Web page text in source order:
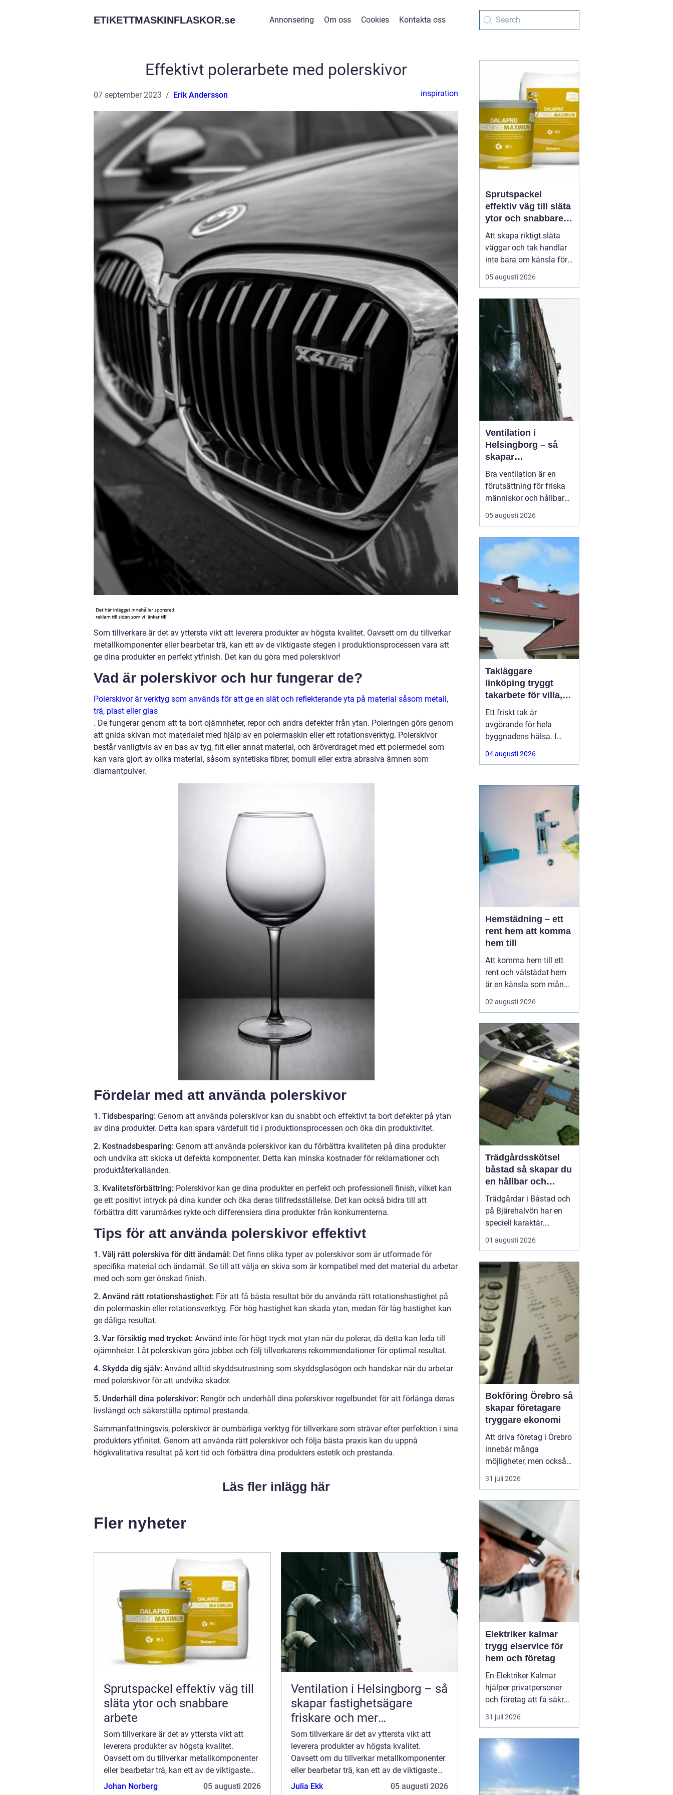
ETIKETTMASKINFLASKOR.se Annonsering Om oss Cookies Kontakta oss
Effektivt polerarbete med polerskivor
07 september 2023 Erik Andersson inspiration
Som tillverkare är det av yttersta vikt att leverera produkter av högsta kvalitet. Oavsett om du tillverkar
metallkomponenter eller bearbetar trä, kan ett av de viktigaste stegen i produktionsprocessen vara att
ge dina produkter en perfekt ytfinish. Det kan du göra med polerskivor!
Vad är polerskivor och hur fungerar de?
Polerskivor är verktyg som används för att ge en slät och reflekterande yta på material såsom metall,
trä, plast eller glas
. De fungerar genom att ta bort ojämnheter, repor och andra defekter från ytan. Poleringen görs genom
att gnida skivan mot materialet med hjälp av en polermaskin eller ett rotationsverktyg. Polerskivor
består vanligtvis av en bas av tyg, filt eller annat material, och äröverdraget med ett polermedel som
kan vara gjort av olika material, såsom syntetiska fibrer, bomull eller extra abrasiva ämnen som
diamantpulver.
Fördelar med att använda polerskivor
1. Tidsbesparing: Genom att använda polerskivor kan du snabbt och effektivt ta bort defekter på ytan
av dina produkter. Detta kan spara värdefull tid i produktionsprocessen och öka din produktivitet.
2. Kostnadsbesparing: Genom att använda polerskivor kan du förbättra kvaliteten på dina produkter
och undvika att skicka ut defekta komponenter. Detta kan minska kostnader för reklamationer och
produktåterkallanden.
3. Kvalitetsförbättring: Polerskivor kan ge dina produkter en perfekt och professionell finish, vilket kan
ge ett positivt intryck på dina kunder och öka deras tillfredsställelse. Det kan också bidra till att
förbättra ditt varumärkes rykte och differensiera dina produkter från konkurrenterna.
Tips för att använda polerskivor effektivt
1. Välj rätt polerskiva för ditt ändamål: Det finns olika typer av polerskivor som är utformade för
specifika material och ändamål. Se till att välja en skiva som är kompatibel med det material du arbetar
med och som ger önskad finish.
2. Använd rätt rotationshastighet: För att få bästa resultat bör du använda rätt rotationshastighet på
din polermaskin eller rotationsverktyg. För hög hastighet kan skada ytan, medan för låg hastighet kan
ge dåliga resultat.
3. Var försiktig med trycket: Använd inte för högt tryck mot ytan när du polerar, då detta kan leda till
ojämnheter. Låt polerskivan göra jobbet och följ tillverkarens rekommendationer för optimal resultat.
4. Skydda dig själv: Använd alltid skyddsutrustning som skyddsglasögon och handskar när du arbetar
med polerskivor för att undvika skador.
5. Underhåll dina polerskivor: Rengör och underhåll dina polerskivor regelbundet för att förlänga deras
livslängd och säkerställa optimal prestanda.
Sammanfattningsvis, polerskivor är oumbärliga verktyg för tillverkare som strävar efter perfektion i sina
produkters ytfinitet. Genom att använda rätt polerskivor och följa bästa praxis kan du uppnå
högkvalitativa resultat på kort tid och förbättra dina produkters estetik och prestanda.
Läs fler inlägg här
Fler nyheter
Sprutspackel effektiv väg till
släta ytor och snabbare
arbete
Som tillverkare är det av yttersta vikt att
leverera produkter av högsta kvalitet.
Oavsett om du tillverkar metallkomponenter
eller bearbetar trä, kan ett av de viktigaste
stegen i produktionsprocessen vara att ge
Johan Norberg 05 augusti 2026
Ventilation i Helsingborg – så
skapar fastighetsägare
friskare och mer
energieffektiva byggnader
Som tillverkare är det av yttersta vikt att
leverera produkter av högsta kvalitet.
Oavsett om du tillverkar metallkomponenter
eller bearbetar trä, kan ett av de viktigaste
stegen i produktionsprocessen vara att ge
Julia Ekk 05 augusti 2026
Sprutspackel
effektiv väg till släta
ytor och snabbare
arbete
Att skapa riktigt släta
väggar och tak handlar
inte bara om känsla för
finish. Valet av metod
och material påverkar
tidsåtgång och
slutresultat. Härkommer
Sprutspackel insom ett
mo...
05 augusti 2026
Ventilation i
Helsingborg – så
skapar
fastighetsägare
friskare och mer
energieffektiva
Bra ventilation är en
förutsättning för friska
människor och hållbara
byggnader. I en kuststad
som Helsingborg, med
temperaturer och många
äldre fastigheter, märks
skillnaden e...
05 augusti 2026
Takläggare
linköping tryggt
takarbete för villa,
brf och företag
Ett friskt tak är
avgörande för hela
byggnadens hälsa. I
Linköping utsätts taken
för stora
kraftiga regn och tunga
börjar åldras kan små
skador snabbt växa till
dyra fuktproblem. Att
anlita en erfaren
04 augusti 2026
Hemstädning – ett
rent hem att komma
hem till
Att komma hem till ett
rent och välstädat hem
är en känsla som många
värdesätter högt. I en
hektisk storstadsmiljö
dock vara svårt att få
tiden att räcka till fö...
02 augusti 2026
Trädgårdsskötsel
båstad så skapar du
en hållbar och
vacker trädgård på
bjäre
Trädgårdar i Båstad och
på Bjärehalvön har en
speciell karaktär.
Kombinationen av
närheten till havet, de
skyddade lägen gör att
många vill skapa gröna
rum som både är vackra
och lättskötta. Samtidigt
kan klimatet vara
utmanande med ...
01 augusti 2026
Bokföring Örebro så
skapar företagare
tryggare ekonomi
Att driva företag i Örebro
innebär många
möjligheter, men också
ett tydligt ansvar:
ekonomin måste vara i
örebro handlar inte
om att följa lagen, utan
om att skapa k...
31 juli 2026
Elektriker kalmar
trygg elservice för
hem och företag
En Elektriker Kalmar
hjälper privatpersoner
och företag att få säkra,
energieffektiva och
framtidssäkra
mindre servicejobb i
villan till omfattande
fastigheter och industrier
31 juli 2026